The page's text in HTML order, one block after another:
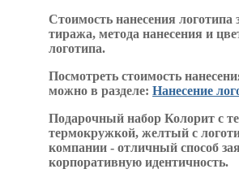
Стоимость нанесения логотипа
тиража, метода нанесения и
логотипа.
Посмотреть стоимость
можно в разделе:Нанесение
Подарочный набор Колорит с
термокружкой, желтый с
компании - отличный способ
корпоративную идентичность.